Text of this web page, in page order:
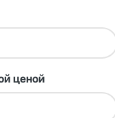
ценой